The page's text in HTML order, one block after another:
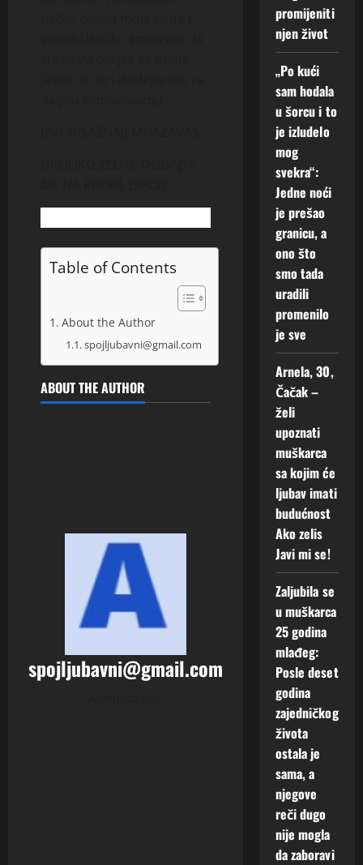
Table of Contents
About the Author
spojljubavni@gmail.com
ABOUT THE AUTHOR
spojljubavni@gmail.com
2
Augusta,
2026
0
promijeniti
njen život
„Po kući
sam hodala
u šorcu i to
je izludelo
mog
svekra“:
Jedne noći
je prešao
granicu, a
ono što
smo tada
uradili
promenilo
je sve
Arnela, 30,
Čačak –
želi
upoznati
muškarca
sa kojim će
ljubav imati
budućnost
Ako zelis
Javi mi se!
Zaljubila se
u muškarca
25 godina
mlađeg:
Posle deset
godina
zajedničkog
života
ostala je
sama, a
njegove
reči dugo
nije mogla
da zaboravi